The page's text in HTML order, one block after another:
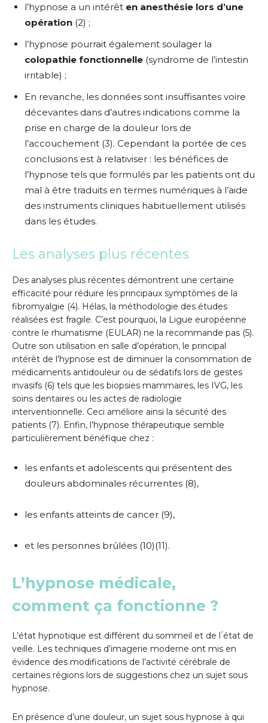
l’hypnose a un intérêt en anesthésie lors d’une
opération (2) ;
l’hypnose pourrait également soulager la
colopathie fonctionnelle (syndrome de l’intestin
irritable) ;
En revanche, les données sont insuffisantes voire
décevantes dans d’autres indications comme la
prise en charge de la douleur lors de
l’accouchement (3). Cependant la portée de ces
conclusions est à relativiser : les bénéfices de
l’hypnose tels que formulés par les patients ont du
mal à être traduits en termes numériques à l’aide
des instruments cliniques habituellement utilisés
dans les études.
Les analyses plus récentes
Des analyses plus récentes démontrent une certaine
efficacité pour réduire les principaux symptômes de la
fibromyalgie (4). Hélas, la méthodologie des études
réalisées est fragile. C’est pourquoi, la Ligue européenne
contre le rhumatisme (EULAR) ne la recommande pas (5).
Outre son utilisation en salle d’opération, le principal
intérêt de l’hypnose est de diminuer la consommation de
médicaments antidouleur ou de sédatifs lors de gestes
invasifs (6) tels que les biopsies mammaires, les IVG, les
soins dentaires ou les actes de radiologie
interventionnelle. Ceci améliore ainsi la sécurité des
patients (7). Enfin, l’hypnose thérapeutique semble
particulièrement bénéfique chez :
les enfants et adolescents qui présentent des
douleurs abdominales récurrentes (8),
les enfants atteints de cancer (9),
et les personnes brûlées (10)(11).
L’hypnose médicale,
comment ça fonctionne ?
L’état hypnotique est différent du sommeil et de l ́état de
veille. Les techniques d’imagerie moderne ont mis en
évidence des modifications de l’activité cérébrale de
certaines régions lors de suggestions chez un sujet sous
hypnose.
En présence d’une douleur, un sujet sous hypnose à qui